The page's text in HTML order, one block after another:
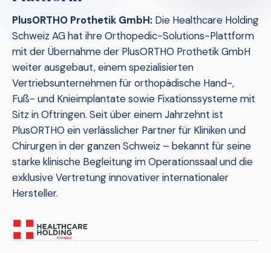
PlusORTHO Prothetik GmbH: Die Healthcare Holding
Schweiz AG hat ihre Orthopedic-Solutions-Plattform
mit der Übernahme der PlusORTHO Prothetik GmbH
weiter ausgebaut, einem spezialisierten
Vertriebsunternehmen für orthopädische Hand-,
Fuß- und Knieimplantate sowie Fixationssysteme mit
Sitz in Oftringen. Seit über einem Jahrzehnt ist
PlusORTHO ein verlässlicher Partner für Kliniken und
Chirurgen in der ganzen Schweiz – bekannt für seine
starke klinische Begleitung im Operationssaal und die
exklusive Vertretung innovativer internationaler
Hersteller.